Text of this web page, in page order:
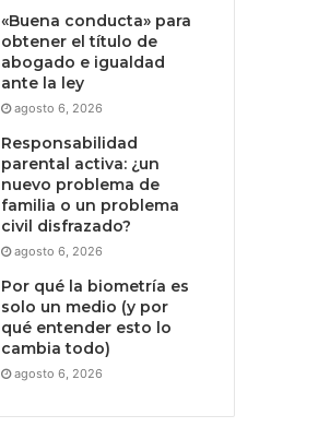
«Buena conducta» para
obtener el título de
abogado e igualdad
ante la ley
agosto 6, 2026
Responsabilidad
parental activa: ¿un
nuevo problema de
familia o un problema
civil disfrazado?
agosto 6, 2026
Por qué la biometría es
solo un medio (y por
qué entender esto lo
cambia todo)
agosto 6, 2026